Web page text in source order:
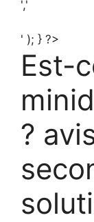
','
' ); } ?>
Est-
?